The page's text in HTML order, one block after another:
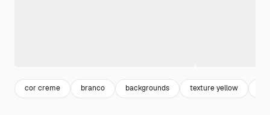
cor creme branco backgrounds texture yellow